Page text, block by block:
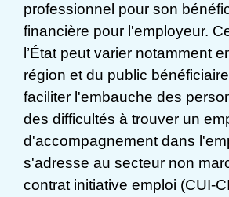
professionnel pour son
financière pour l'employeur.
l’État peut varier notamment
région et du public
faciliter l'embauche des
des difficultés à trouver un
d'accompagnement dans
s'adresse au secteur non
contrat initiative emploi (CUI-